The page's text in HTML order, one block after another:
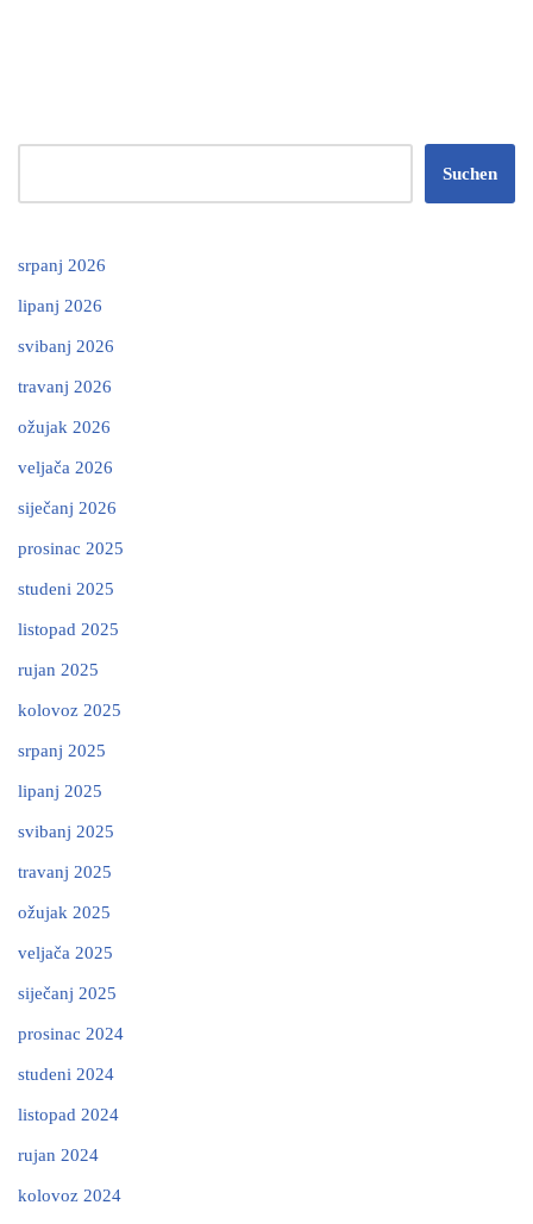
Suchen
srpanj 2026
lipanj 2026
svibanj 2026
travanj 2026
ožujak 2026
veljača 2026
siječanj 2026
prosinac 2025
studeni 2025
listopad 2025
rujan 2025
kolovoz 2025
srpanj 2025
lipanj 2025
svibanj 2025
travanj 2025
ožujak 2025
veljača 2025
siječanj 2025
prosinac 2024
studeni 2024
listopad 2024
rujan 2024
kolovoz 2024